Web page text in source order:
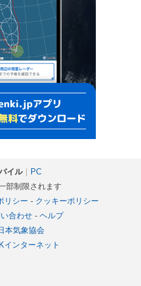
イル｜ PC
部制限されます
リシー - クッキーポリシー
合わせ- ヘルプ
本気象協会
インターネット